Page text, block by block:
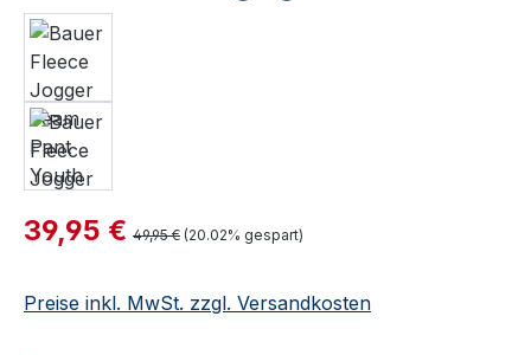
Verkaufspreis:
39,95 € Regulärer Preis:
49,95 € (20.02% gespart)
Preise inkl. MwSt. zzgl. Versandkosten